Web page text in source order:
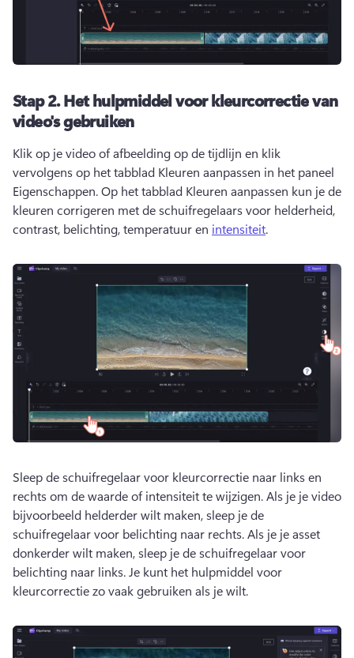
Stap 2.Het hulpmiddel voor kleurcorrectie van
video's gebruiken
Klik op je video of afbeelding op de tijdlijn en klik
vervolgens op het tabblad Kleuren aanpassen in het paneel
Eigenschappen. Op het tabblad Kleuren aanpassen kun je de
kleuren corrigeren met de schuifregelaars voor helderheid,
contrast, belichting, temperatuur en intensiteit.
Sleep de schuifregelaar voor kleurcorrectie naar links en
rechts om de waarde of intensiteit te wijzigen. Als je je video
bijvoorbeeld helderder wilt maken, sleep je de
schuifregelaar voor belichting naar rechts. Als je je asset
donkerder wilt maken, sleep je de schuifregelaar voor
belichting naar links. Je kunt het hulpmiddel voor
kleurcorrectie zo vaak gebruiken als je wilt.